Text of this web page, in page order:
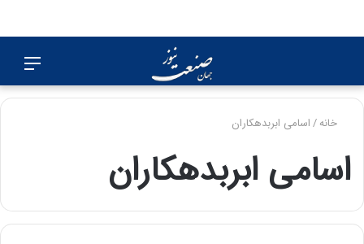
برای
خانه/اسامی ابربدهکاران
اسامی ابربدهکاران